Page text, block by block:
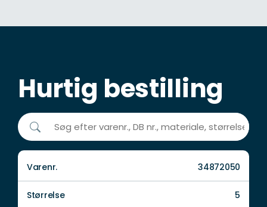
Hurtig bestilling
Varenr. 34872050
Størrelse 5